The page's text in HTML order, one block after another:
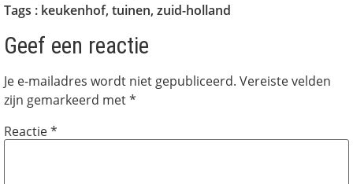
Tags : keukenhof, tuinen, zuid-holland
Geef een reactie
Je e-mailadres wordt niet gepubliceerd. Vereiste velden
zijn gemarkeerd met*
Reactie*